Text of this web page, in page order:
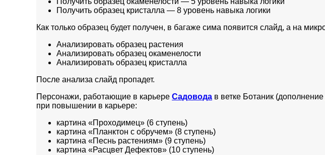
Получить образец кристалла — 8 уровень навыка логики
Как только образец будет получен, в багаже сима появится слайд, а на
Анализировать образец растения
Анализировать образец окаменелости
Анализировать образец кристалла
После анализа слайд пропадет.
Персонажи, работающие в карьере Садовода в ветке Ботаник (дополнение
при повышении в карьере:
картина «Проходимец» (6 ступень)
картина «Планктон с обручем» (8 ступень)
картина «Песнь растениям» (9 ступень)
картина «Расцвет Дефектов» (10 ступень)